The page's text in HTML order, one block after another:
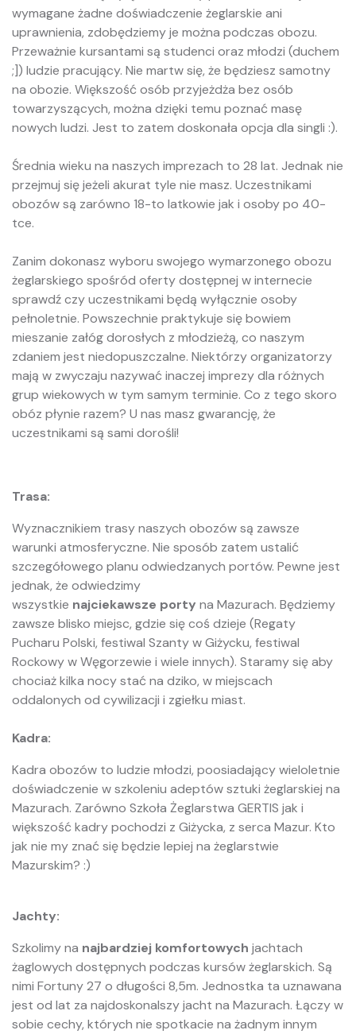
wymagane żadne doświadczenie żeglarskie ani
uprawnienia, zdobędziemy je można podczas obozu.
Przeważnie kursantami są studenci oraz młodzi (duchem
;]) ludzie pracujący. Nie martw się, że będziesz samotny
na obozie. Większość osób przyjeżdża bez osób
towarzyszących, można dzięki temu poznać masę
nowych ludzi. Jest to zatem doskonała opcja dla singli :).
Średnia wieku na naszych imprezach to 28 lat. Jednak nie
przejmuj się jeżeli akurat tyle nie masz. Uczestnikami
obozów są zarówno 18-to latkowie jak i osoby po 40-
tce.
Zanim dokonasz wyboru swojego wymarzonego obozu
żeglarskiego spośród oferty dostępnej w internecie
sprawdź czy uczestnikami będą wyłącznie osoby
pełnoletnie. Powszechnie praktykuje się bowiem
mieszanie załóg dorosłych z młodzieżą, co naszym
zdaniem jest niedopuszczalne. Niektórzy organizatorzy
mają w zwyczaju nazywać inaczej imprezy dla różnych
grup wiekowych w tym samym terminie. Co z tego skoro
obóz płynie razem? U nas masz gwarancję, że
uczestnikami są sami dorośli!
Trasa:
Wyznacznikiem trasy naszych obozów są zawsze
warunki atmosferyczne. Nie sposób zatem ustalić
szczegółowego planu odwiedzanych portów. Pewne jest
jednak, że odwiedzimy
wszystkie najciekawsze porty na Mazurach. Będziemy
zawsze blisko miejsc, gdzie się coś dzieje (Regaty
Pucharu Polski, festiwal Szanty w Giżycku, festiwal
Rockowy w Węgorzewie i wiele innych). Staramy się aby
chociaż kilka nocy stać na dziko, w miejscach
oddalonych od cywilizacji i zgiełku miast.
Kadra:
Kadra obozów to ludzie młodzi, poosiadający wieloletnie
doświadczenie w szkoleniu adeptów sztuki żeglarskiej na
Mazurach. Zarówno Szkoła Żeglarstwa GERTIS jak i
większość kadry pochodzi z Giżycka, z serca Mazur. Kto
jak nie my znać się będzie lepiej na żeglarstwie
Mazurskim? :)
Jachty:
Szkolimy na najbardziej komfortowych jachtach
żaglowych dostępnych podczas kursów żeglarskich. Są
nimi Fortuny 27 o długości 8,5m. Jednostka ta uznawana
jest od lat za najdoskonalszy jacht na Mazurach. Łączy w
sobie cechy, których nie spotkacie na żadnym innym